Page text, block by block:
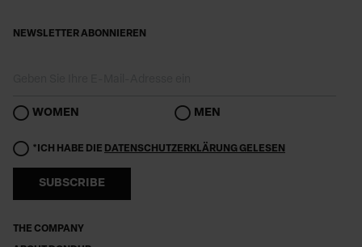
THE COMPANY
NEWSLETTER ABONNIEREN
WOMEN MEN
*ICH HABE DIE DATENSCHUTZERKLÄRUNG GELESEN
SUBSCRIBE